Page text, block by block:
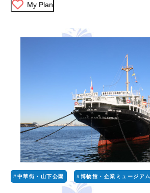
My Plan
#中華街・山下公園 #博物館・企業ミュージアム